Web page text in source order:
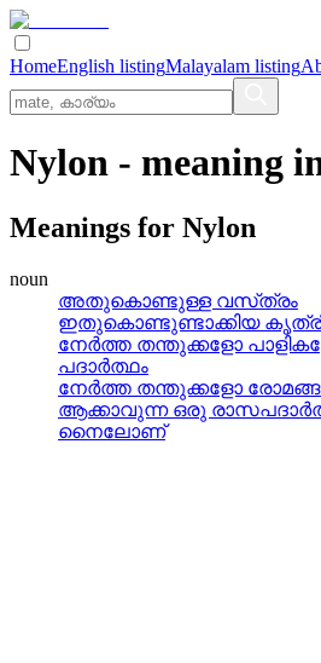
HomeEnglish listingMalayalam listing
Nylon - meaning
Meanings for Nylon
noun
അതുകൊണ്ടുള്ള വസ്‌ത്രം
ഇതുകൊണ്ടുണ്ടാക്കിയ
നേര്‍ത്ത തന്തുക്കളോ
പദാര്‍ത്ഥം
നേര്‍ത്ത തന്തുക്കളോ
ആക്കാവുന്ന ഒരു
നൈലോണ്